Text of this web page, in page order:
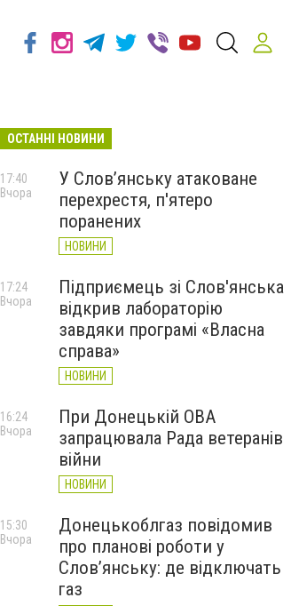
ОСТАННІ НОВИНИ
У Слов’янську атаковане
перехрестя, п'ятеро
поранених
НОВИНИ
17:40
Вчора
Підприємець зі Слов'янська
відкрив лабораторію
завдяки програмі «Власна
справа»
НОВИНИ
17:24
Вчора
При Донецькій ОВА
запрацювала Рада ветеранів
війни
НОВИНИ
16:24
Вчора
Донецькоблгаз повідомив
про планові роботи у
Слов’янську: де відключать
газ
15:30
Вчора